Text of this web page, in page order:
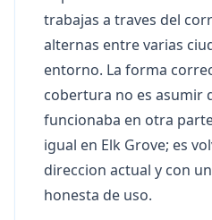
trabajas a traves del
alternas entre varias
entorno. La forma
cobertura no es asumir
funcionaba en otra
igual en Elk Grove; es
direccion actual y con
honesta de uso.